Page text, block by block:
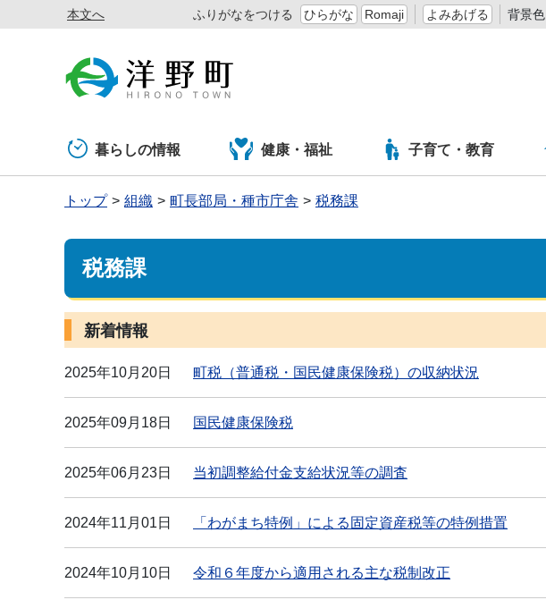
本文へ ふりがなをつける ひらがな Romaji よみあげる 背景色
暮らしの情報 健康・福祉 子育て・教育
トップ 組織 町長部局・種市庁舎 税務課
税務課
新着情報
2025年10月20日 町税（普通税・国民健康保険税）の収納状況
2025年09月18日 国民健康保険税
2025年06月23日 当初調整給付金支給状況等の調査
2024年11月01日 「わがまち特例」による固定資産税等の特例措置
2024年10月10日 令和６年度から適用される主な税制改正